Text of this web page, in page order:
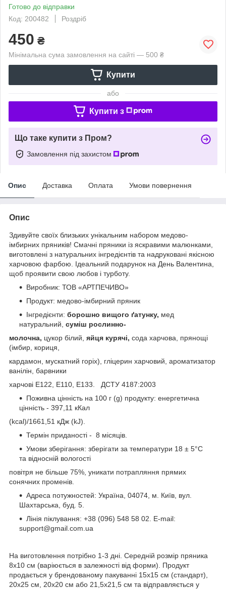
Готово до відправки
Код: 200482
Роздріб
450 ₴
Мінімальна сума замовлення на сайті — 500 ₴
Купити
або
Купити з
Що таке купити з Пром?
Замовлення під захистом
Опис Доставка Оплата Умови повернення
Опис
Здивуйте своїх близьких унікальним набором медово-
імбирних пряників! Смачні пряники із яскравими малюнками,
виготовлені з натуральних інгредієнтів та надруковані якісною
харчовою фарбою. Ідеальний подарунок на День Валентина,
щоб проявити свою любов і турботу.
Виробник: ТОВ «АРТПЕЧИВО»
Продукт: медово-імбирний пряник
Інгредієнти: борошно вищого ґатунку, мед
натуральний, суміш рослинно-
молочна, цукор білий, яйця курячі, сода харчова, прянощі
(імбир, кориця,
кардамон, мускатний горіх), гліцерин харчовий, ароматизатор
ванілін, барвники
харчові Е122, E110, E133. ДСТУ 4187:2003
Поживна цінність на 100 г (g) продукту: енергетична
цінність - 397,11 кКал
(kcal)/1661,51 кДж (kJ).
Термін приданості - 8 місяців.
Умови зберігання: зберігати за температури 18 ± 5°C
та відносній вологості
повітря не більше 75%, уникати потрапляння прямих
сонячних променів.
Адреса потужностей: Україна, 04074, м. Київ, вул.
Шахтарська, буд. 5.
Лінія піклування: +38 (096) 548 58 02. E-mail:
support@gmail.com.ua
На виготовлення потрібно 1-3 дні. Cередній розмір пряника
8х10 см (варіюється в залежності від форми). Продукт
продається у брендованому пакуванні 15х15 см (стандарт),
20х25 см, 20х20 см або 21,5х21,5 см та відправляється у